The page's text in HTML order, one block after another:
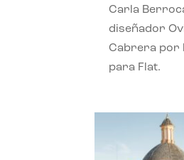
Carla
diseñador
Cabrera por
para Flat.